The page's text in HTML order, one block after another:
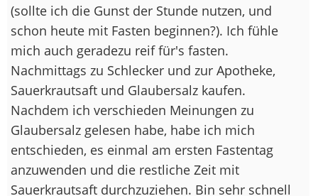
(sollte ich die Gunst der Stunde nutzen, und
schon heute mit Fasten beginnen?). Ich fühle
mich auch geradezu reif für's fasten.
Nachmittags zu Schlecker und zur Apotheke,
Sauerkrautsaft und Glaubersalz kaufen.
Nachdem ich verschieden Meinungen zu
Glaubersalz gelesen habe, habe ich mich
entschieden, es einmal am ersten Fastentag
anzuwenden und die restliche Zeit mit
Sauerkrautsaft durchzuziehen. Bin sehr schnell